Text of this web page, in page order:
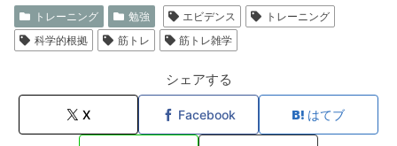
トレーニング 勉強 エビデンス
トレーニング
科学的根拠
筋トレ 筋トレ雑学
シェアする
X Facebook はてブ